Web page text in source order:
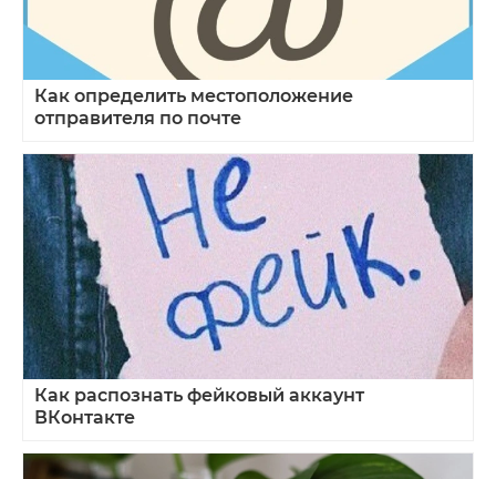
Как определить местоположение
отправителя по почте
Как распознать фейковый аккаунт
ВКонтакте